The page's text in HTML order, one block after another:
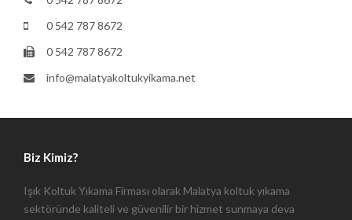
0 542 787 8672
0 542 787 8672
info@malatyakoltukyikama.net
Biz Kimiz?
Işık Koltuk Yıkama Firması olarak Malatya koltuk yıkama
sektöründe kaliteli ve güvenilir bir hizmet sunmaya deva